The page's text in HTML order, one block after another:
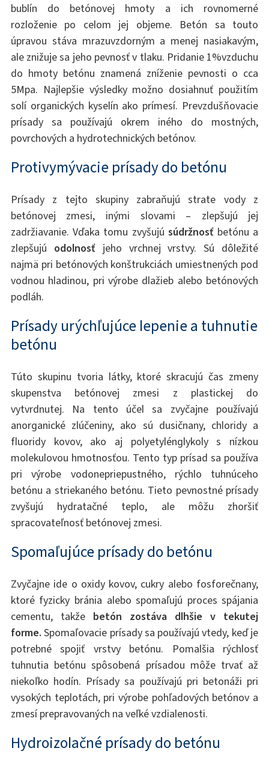
bublín do betónovej hmoty a ich rovnomerné
rozloženie po celom jej objeme. Betón sa touto
úpravou stáva mrazuvzdorným a menej nasiakavým,
ale znižuje sa jeho pevnosť v tlaku. Pridanie 1%vzduchu
do hmoty betónu znamená zníženie pevnosti o cca
5Mpa. Najlepšie výsledky možno dosiahnuť použitím
solí organických kyselín ako prímesí. Prevzdušňovacie
prísady sa používajú okrem iného do mostných,
povrchových a hydrotechnických betónov.
Protivymývacie prísady do betónu
Prísady z tejto skupiny zabraňujú strate vody z
betónovej zmesi, inými slovami – zlepšujú jej
zadržiavanie. Vďaka tomu zvyšujú súdržnosťbetónu a
zlepšujú odolnosťjeho vrchnej vrstvy. Sú dôležité
najmä pri betónových konštrukciách umiestnených pod
vodnou hladinou, pri výrobe dlažieb alebo betónových
podláh.
Prísady urýchľujúce lepenie a tuhnutie
betónu
Túto skupinu tvoria látky, ktoré skracujú čas zmeny
skupenstva betónovej zmesi z plastickej do
vytvrdnutej. Na tento účel sa zvyčajne používajú
anorganické zlúčeniny, ako sú dusičnany, chloridy a
fluoridy kovov, ako aj polyetylénglykoly s nízkou
molekulovou hmotnosťou. Tento typ prísad sa používa
pri výrobe vodonepriepustného, rýchlo tuhnúceho
betónu a striekaného betónu. Tieto pevnostné prísady
zvyšujú hydratačné teplo, ale môžu zhoršiť
spracovateľnosť betónovej zmesi.
Spomaľujúce prísady do betónu
Zvyčajne ide o oxidy kovov, cukry alebo fosforečnany,
ktoré fyzicky bránia alebo spomaľujú proces spájania
cementu, takže betón zostáva dlhšie v tekutej
forme. Spomaľovacie prísady sa používajú vtedy, keď je
potrebné spojiť vrstvy betónu. Pomalšia rýchlosť
tuhnutia betónu spôsobená prísadou môže trvať až
niekoľko hodín. Prísady sa používajú pri betonáži pri
vysokých teplotách, pri výrobe pohľadových betónov a
zmesí prepravovaných na veľké vzdialenosti.
Hydroizolačné prísady do betónu